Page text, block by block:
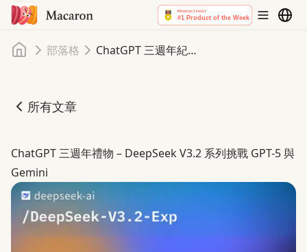
首頁部落格 ChatGPT 三週年紀念禮 – DeepSeek V3.2 系列挑戰 GPT-5 和 Gemini
所有文章
ChatGPT 三週年紀念禮 – DeepSeek V3.2 系列挑戰 GPT-5
ChatGPT 三週年禮物 – DeepSeek V3.2 系列挑戰 GPT-5 與
Gemini